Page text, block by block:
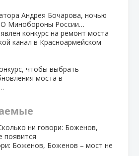
Андрея Бочарова, ночью
Минобороны России…
конкурс на ремонт моста
канал в Красноармейском
чтобы выбрать
моста в
ни говори: Боженов,
появится